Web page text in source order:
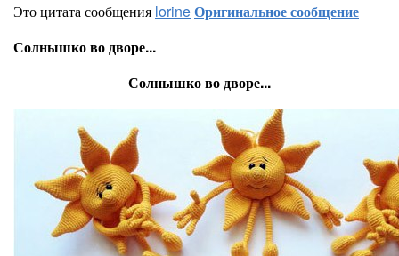
Это цитата сообщения lorineОригинальное сообщение
Солнышко во дворе...
Солнышко во дворе...